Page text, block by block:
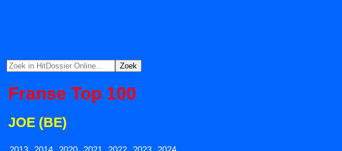
Franse Top 100
JOE (BE)